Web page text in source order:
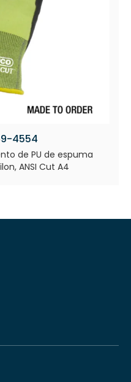
4554
de PU de espuma
ANSI Cut A4